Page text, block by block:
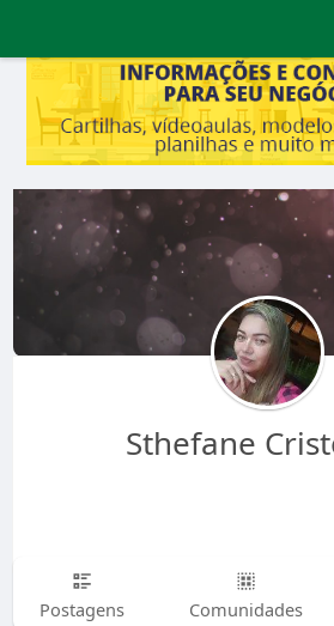
Sthefane
Postagens Comunidades